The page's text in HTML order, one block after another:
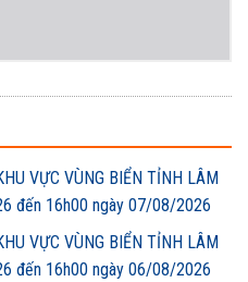
VỰC VÙNG BIỂN TỈNH LÂM
đến 16h00 ngày 07/08/2026
VỰC VÙNG BIỂN TỈNH LÂM
đến 16h00 ngày 06/08/2026